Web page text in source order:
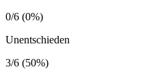
0/6 (0%)
Unentschieden
3/6 (50%)